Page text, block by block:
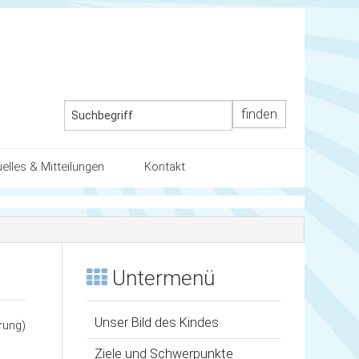
/ die Schule
mit den Eltern
& Mitteilungen Kontakt
Kontaktdaten
Wegbeschreibung
Untermenü
Unser Bild des Kindes
Ziele und Schwerpunkte